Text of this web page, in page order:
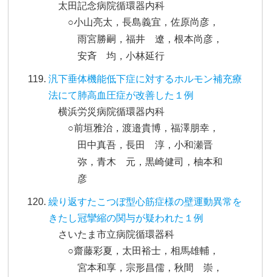
太田記念病院循環器内科
○小山亮太，長島義宜，佐原尚彦，
雨宮勝嗣，福井 遼，根本尚彦，
安斉 均，小林延行
汎下垂体機能低下症に対するホルモン補充療
法にて肺高血圧症が改善した１例
横浜労災病院循環器内科
○前垣雅治，渡邉貴博，福澤朋幸，
田中真吾，長田 淳，小和瀬晋
弥，青木 元，黒崎健司，柚本和
彦
繰り返すたこつぼ型心筋症様の壁運動異常を
きたし冠攣縮の関与が疑われた１例
さいたま市立病院循環器科
○齋藤彩夏，太田裕士，相馬雄輔，
宮本和享，宗形昌儒，秋間 崇，